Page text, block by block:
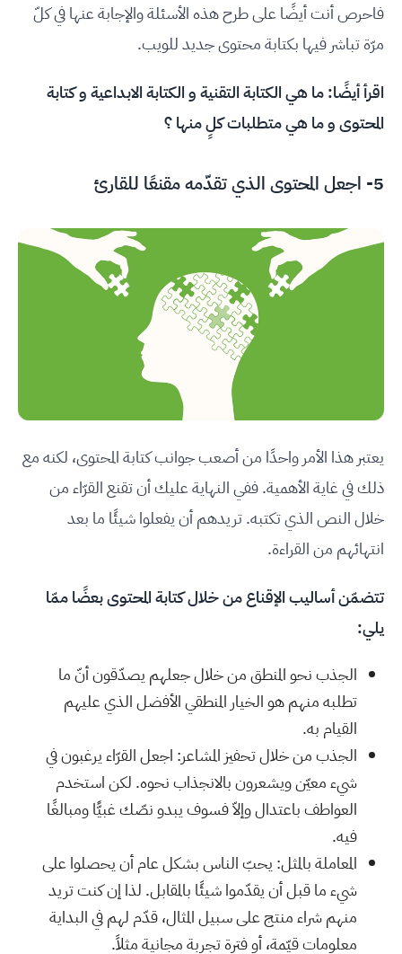
فاحرص أنت أيضًا على طرح هذه الأسئلة والإجابة عنها في كلّ
مرّة تباشر فيها بكتابة محتوى جديد للويب.
اقرأ أيضًا:ما هي الكتابة التقنية و الكتابة الابداعية و كتابة
المحتوى و ما هي متطلبات كلٍ منها ؟
5- اجعل المحتوى الذي تقدّمه مقنعًا للقارئ
يعتبر هذا الأمر واحدًا من أصعب جوانب كتابة المحتوى، لكنه مع
ذلك في غاية الأهمية. ففي النهاية عليك أن تقنع القرّاء من
خلال النص الذي تكتبه. تريدهم أن يفعلوا شيئًا ما بعد
انتهائهم من القراءة.
تتضمّن أساليب الإقناع من خلال كتابة المحتوى بعضًا ممّا
يلي:
الجذب نحو المنطق من خلال جعلهم يصدّقون أنّ ما
تطلبه منهم هو الخيار المنطقي الأفضل الذي عليهم
القيام به.
الجذب من خلال تحفيز المشاعر: اجعل القرّاء يرغبون في
شيء معيّن ويشعرون بالانجذاب نحوه. لكن استخدم
العواطف باعتدال وإلاّ فسوف يبدو نصّك غبيًّا ومبالغًا
فيه.
المعاملة بالمثل: يحبّ الناس بشكل عام أن يحصلوا على
شيء ما قبل أن يقدّموا شيئًا بالمقابل. لذا إن كنت تريد
منهم شراء منتج على سبيل المثال، قدّم لهم في البداية
معلومات قيّمة، أو فترة تجربة مجانية مثلاً.